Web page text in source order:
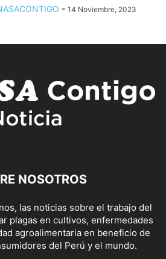
- 14 Noviembre, 2023
NOSOTROS
las noticias sobre el trabajo del
plagas en cultivos, enfermedades
agroalimentaria en beneficio de
del Perú y el mundo.